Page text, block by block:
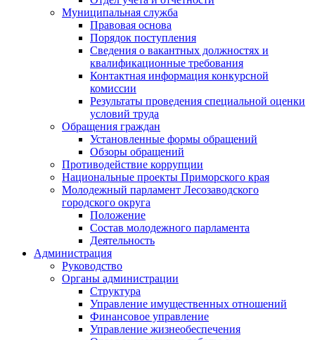
Муниципальная служба
Правовая основа
Порядок поступления
Сведения о вакантных должностях и
квалификационные требования
Контактная информация конкурсной
комиссии
Результаты проведения специальной оценки
условий труда
Обращения граждан
Установленные формы обращений
Обзоры обращений
Противодействие коррупции
Национальные проекты Приморского края
Молодежный парламент Лесозаводского
городского округа
Положение
Состав молодежного парламента
Деятельность
Администрация
Руководство
Органы администрации
Структура
Управление имущественных отношений
Финансовое управление
Управление жизнеобеспечения